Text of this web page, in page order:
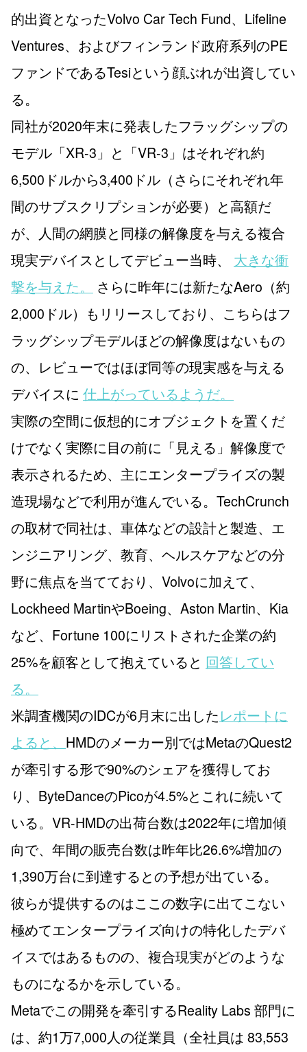
的出資となったVolvo Car Tech Fund、Lifeline
Ventures、およびフィンランド政府系列のPE
ファンドであるTesiという顔ぶれが出資してい
る。
同社が2020年末に発表したフラッグシップの
モデル「XR-3」と「VR-3」はそれぞれ約
6,500ドルから3,400ドル（さらにそれぞれ年
間のサブスクリプションが必要）と高額だ
が、人間の網膜と同様の解像度を与える複合
現実デバイスとしてデビュー当時、 大きな衝
撃を与えた。
さらに昨年には新たなAero（約
2,000ドル）もリリースしており、こちらはフ
ラッグシップモデルほどの解像度はないもの
の、レビューではほぼ同等の現実感を与える
デバイスに 仕上がっているようだ。
実際の空間に仮想的にオブジェクトを置くだ
けでなく実際に目の前に「見える」解像度で
表示されるため、主にエンタープライズの製
造現場などで利用が進んでいる。TechCrunch
の取材で同社は、車体などの設計と製造、エ
ンジニアリング、教育、ヘルスケアなどの分
野に焦点を当てており、Volvoに加えて、
Lockheed MartinやBoeing、Aston Martin、Kia
など、Fortune 100にリストされた企業の約
25%を顧客として抱えていると 回答してい
る。
米調査機関のIDCが6月末に出したレポートに
よると、 HMDのメーカー別ではMetaのQuest2
が牽引する形で90%のシェアを獲得してお
り、ByteDanceのPicoが4.5%とこれに続いて
いる。VR-HMDの出荷台数は2022年に増加傾
向で、年間の販売台数は昨年比26.6%増加の
1,390万台に到達するとの予想が出ている。
彼らが提供するのはここの数字に出てこない
極めてエンタープライズ向けの特化したデバ
イスではあるものの、複合現実がどのような
ものになるかを示している。
Metaでこの開発を牽引するReality Labs 部門に
は、約1万7,000人の従業員（全社員は 83,553